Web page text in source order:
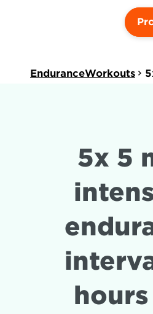
EnduranceWorkouts
5x 5